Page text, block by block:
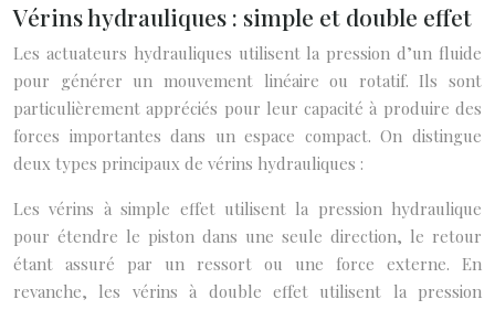
Vérins hydrauliques : simple et double effet
Les actuateurs hydrauliques utilisent la pression d’un fluide
pour générer un mouvement linéaire ou rotatif. Ils sont
particulièrement appréciés pour leur capacité à produire des
forces importantes dans un espace compact. On distingue
deux types principaux de vérins hydrauliques :
Les vérins à simple effet utilisent la pression hydraulique
pour étendre le piston dans une seule direction, le retour
étant assuré par un ressort ou une force externe. En
revanche, les vérins à double effet utilisent la pression